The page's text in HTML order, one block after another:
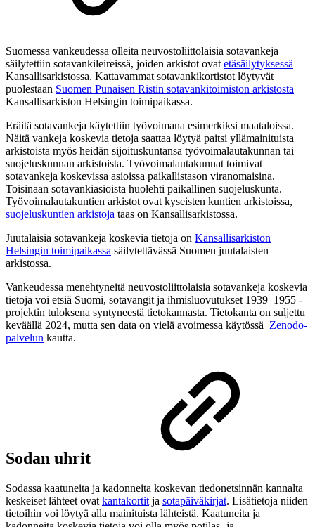
Suomessa vankeudessa olleita neuvostoliittolaisia sotavankeja
säilytettiin sotavankileireissä, joiden arkistot ovat etäsäilytyksessä
Kansallisarkistossa. Kattavammat sotavankikortistot löytyvät
puolestaan Suomen Punaisen Ristin sotavankitoimiston arkistosta
Kansallisarkiston Helsingin toimipaikassa.
Eräitä sotavankeja käytettiin työvoimana esimerkiksi maataloissa.
Näitä vankeja koskevia tietoja saattaa löytyä paitsi yllämainituista
arkistoista myös heidän sijoituskuntansa työvoimalautakunnan tai
suojeluskunnan arkistoista. Työvoimalautakunnat toimivat
sotavankeja koskevissa asioissa paikallistason viranomaisina.
Toisinaan sotavankiasioista huolehti paikallinen suojeluskunta.
Työvoimalautakuntien arkistot ovat kyseisten kuntien arkistoissa,
suojeluskuntien arkistoja taas on Kansallisarkistossa.
Juutalaisia sotavankeja koskevia tietoja on Kansallisarkiston
Helsingin toimipaikassa säilytettävässä Suomen juutalaisten
arkistossa.
Vankeudessa menehtyneitä neuvostoliittolaisia sotavankeja koskevia
tietoja voi etsiä Suomi, sotavangit ja ihmisluovutukset 1939–1955 -
projektin tuloksena syntyneestä tietokannasta. Tietokanta on suljettu
keväällä 2024, mutta sen data on vielä avoimessa käytössä Zenodo-
palvelun kautta.
Sodan uhrit
Sodassa kaatuneita ja kadonneita koskevan tiedonetsinnän kannalta
keskeiset lähteet ovat kantakortit ja sotapäiväkirjat. Lisätietoja niiden
tietoihin voi löytyä alla mainituista lähteistä. Kaatuneita ja